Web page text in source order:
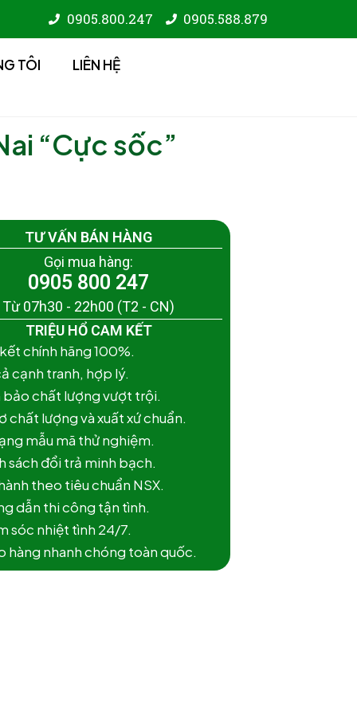
0905.800.247 0905.588.879
TÔI LIÊN HỆ
“Cực sốc”
TƯ VẤN BÁN HÀNG
Gọi mua hàng:
0905 800 247
Từ 07h30 - 22h00 (T2 - CN)
TRIỆU HỔ CAM KẾT
chính hãng 100%.
cạnh tranh, hợp lý.
chất lượng vượt trội.
chất lượng và xuất xứ chuẩn.
mẫu mã thử nghiệm.
sách đổi trả minh bạch.
theo tiêu chuẩn NSX.
dẫn thi công tận tình.
sóc nhiệt tình 24/7.
hàng nhanh chóng toàn quốc.